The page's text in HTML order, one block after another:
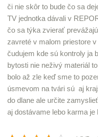
či nie skôr to bude čo sa
TV jednotka dávali v
čo sa týka zvierať
zavreté v malom priestore
čudujem kde sú kontroly ja
bytosti nie neživý materiál
bolo až zle keď sme to
úsmevom na tvári sú aj
do dlane ale určite
aj dostávame lebo karma je